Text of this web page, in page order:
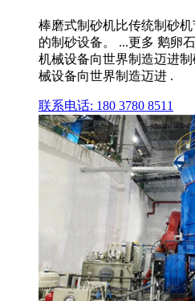
棒磨式制砂机比传统制砂
的制砂设备。 ...更多 鹅卵
机械设备向世界制造迈进
械设备向世界制造迈进 .
联系电话: 180 3780 8511